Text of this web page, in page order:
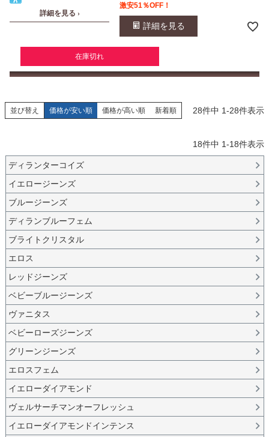
詳細を見る ›
激安51％OFF！
詳細を見る
在庫切れ
並び替え 価格が安い順 価格が高い順 新着順 28件中 1-28件表示
18件中 1-18件表示
ディランターコイズ
イエロージーンズ
ブルージーンズ
ディランブルーフェム
ブライトクリスタル
エロス
レッドジーンズ
ベビーブルージーンズ
ヴァニタス
ベビーローズジーンズ
グリーンジーンズ
エロスフェム
イエローダイアモンド
ヴェルサーチマンオーフレッシュ
イエローダイアモンドインテンス